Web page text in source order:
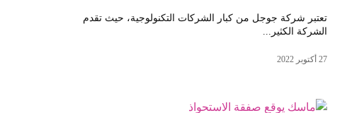
تعتبر شركة جوجل من كبار الشركات التكنولوجية، حيث تقدم
الشركة الكثير...
27 أكتوبر 2022